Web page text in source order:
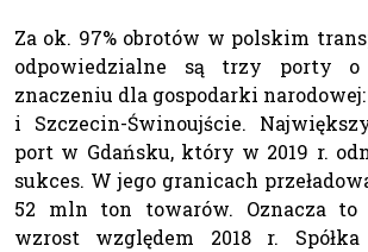
Za ok. 97% obrotów w polskim
odpowiedzialne są trzy porty o
znaczeniu dla gospodarki
i Szczecin-Świnoujście.
port w Gdańsku, który w 2019 r.
sukces. W jego granicach
52 mln ton towarów. Oznacza to
wzrost względem 2018 r.